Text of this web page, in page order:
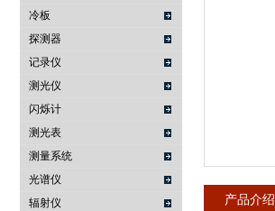
冷板
探测器
记录仪
测光仪
闪烁计
测光表
测量系统
光谱仪
辐射仪
产品介绍